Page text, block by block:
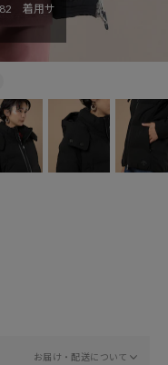
着用サ
お届け・配送について